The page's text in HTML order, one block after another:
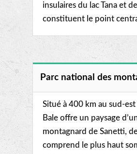
insulaires du lac Tana et
constituent le point
Parc national des
Situé à 400 km au sud-
Bale offre un paysage
montagnard de Sanetti,
comprend le plus haut